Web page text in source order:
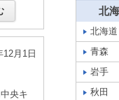
12月1日
央キ
北
北海道
青森
岩手
秋田